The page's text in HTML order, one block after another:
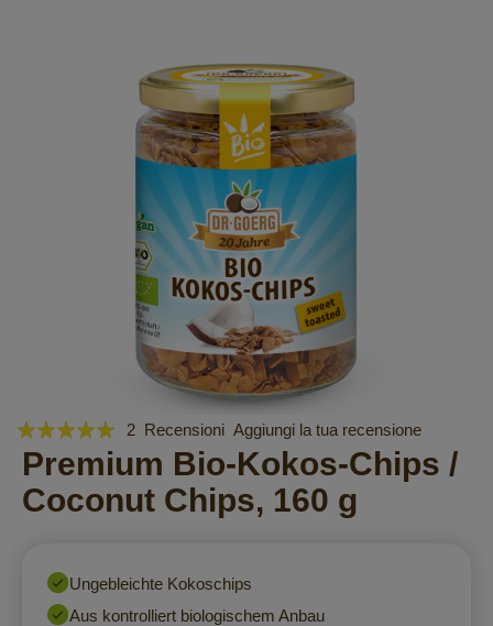
Vai
all'inizio
della
galleria
di
Valutazione:
100
% of100
2 Recensioni Aggiungi la tua recensione
Premium Bio-Kokos-Chips /
Coconut Chips, 160 g
Ungebleichte Kokoschips
Aus kontrolliert biologischem Anbau